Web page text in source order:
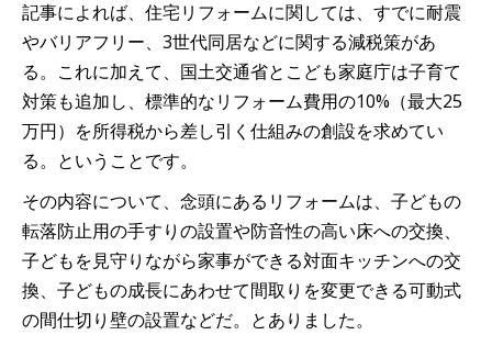
記事によれば、住宅リフォームに関しては、すでに耐震
やバリアフリー、3世代同居などに関する減税策があ
る。これに加えて、国土交通省とこども家庭庁は子育て
対策も追加し、標準的なリフォーム費用の10%（最大25
万円）を所得税から差し引く仕組みの創設を求めてい
る。ということです。
その内容について、念頭にあるリフォームは、子どもの
転落防止用の手すりの設置や防音性の高い床への交換、
子どもを見守りながら家事ができる対面キッチンへの交
換、子どもの成長にあわせて間取りを変更できる可動式
の間仕切り壁の設置などだ。とありました。